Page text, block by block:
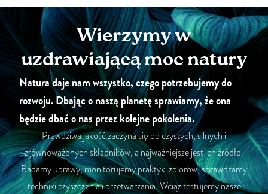
Wierzymy w
uzdrawiającą moc natury
Natura daje nam wszystko, czego potrzebujemy do
rozwoju. Dbając o naszą planetę sprawiamy, że ona
będzie dbać o nas przez kolejne pokolenia.
Prawdziwa jakość zaczyna się od czystych, silnych i
zrównoważonych składników, a najważniejsze jest ich źródło.
Badamy uprawy, monitorujemy praktyki zbiorów, sprawdzamy
techniki czyszczenia i przetwarzania. Wciąż testujemy nasze